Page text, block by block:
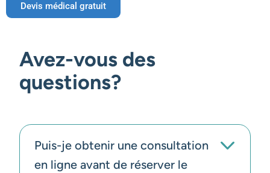
Devis médical gratuit
Avez-vous des
questions?
Puis-je obtenir une consultation
en ligne avant de réserver le